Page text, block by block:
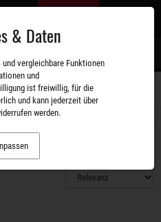
& Daten
vergleichbare Funktionen
und
ist freiwillig, für die
und kann jederzeit über
werden.